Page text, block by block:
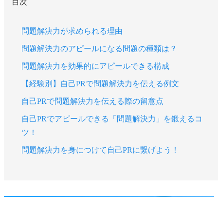
問題解決力が求められる理由
問題解決力のアピールになる問題の種類は？
問題解決力を効果的にアピールできる構成
【経験別】自己PRで問題解決力を伝える例文
自己PRで問題解決力を伝える際の留意点
自己PRでアピールできる「問題解決力」を鍛えるコ
ツ！
問題解決力を身につけて自己PRに繋げよう！